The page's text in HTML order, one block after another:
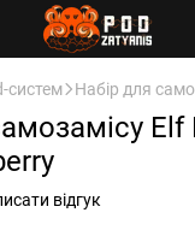
систем Набір для
відгук